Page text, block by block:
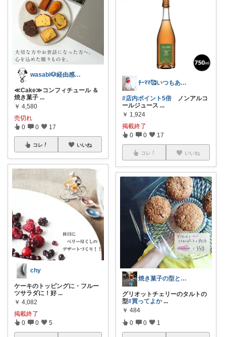
wasabi🐶経由感謝💕
≪Cake≫コンフィチュール ＆
焼き菓子 ...
￥ 4,580
売切れ
0 0 17
コレ いいね
chy
ケーキのトッピングに・フルー
ツサラダに！好 ...
￥ 4,082
掲載終了
0 0 5
ﾁｰﾏﾏ🥰いつもありがとうございます
#店内ポイント5倍 ノンアルコ
ールジュース ...
￥ 1,924
掲載終了
0 0 17
コレ いいね
焼き菓子の型とか機械とかいろいろ
グリオットチェリーのタルトの
型#買ってよか ...
￥ 484
0 0 1